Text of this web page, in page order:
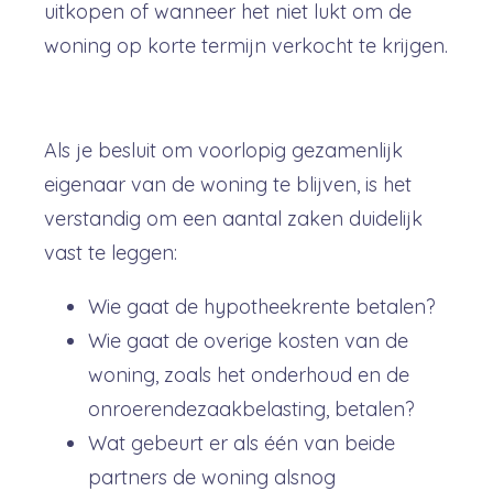
uitkopen of wanneer het niet lukt om de
woning op korte termijn verkocht te krijgen.
Als je besluit om voorlopig gezamenlijk
eigenaar van de woning te blijven, is het
verstandig om een aantal zaken duidelijk
vast te leggen:
Wie gaat de hypotheekrente betalen?
Wie gaat de overige kosten van de
woning, zoals het onderhoud en de
onroerendezaakbelasting, betalen?
Wat gebeurt er als één van beide
partners de woning alsnog